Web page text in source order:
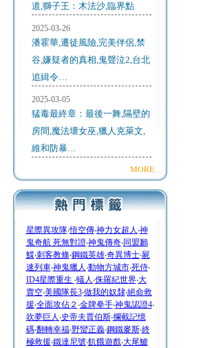
道,獅子王：木法沙,臨界點
2025-03-26
潘霍華,遷徒風險,完美伴侶,禁
谷,嫌疑者的真相,鬼聲泣2,台北
追緝令…
2025-03-05
猛毒最終章：最後一舞,隔壁的
房間,魔法壞女巫,獵人克萊文,
維和防暴…
MORE
星際異攻隊‧悟空傳‧神力女超人 ‧神
鬼奇航 死無對證‧神鬼傳奇‧同盟鶼
鰈‧刺客教條‧鋼鐵英雄‧奇異博士‧屍
速列車‧神鬼獵人 ‧動物方城市‧死侍‧
ID4星際重生 ‧蟻人 ‧侏羅紀世界‧大
賣空‧美國隊長3‧做我的奴隸‧絕命救
援‧全面攻佔２ ‧金牌拳手‧神鬼認證4‧
吹夢巨人 ‧史帝夫賈伯斯‧攔截記憶
碼‧翻轉幸福‧野蠻正義‧鋼鐵麥斯‧終
極救援‧鐵達尼號‧飢餓遊戲‧大尾鱸